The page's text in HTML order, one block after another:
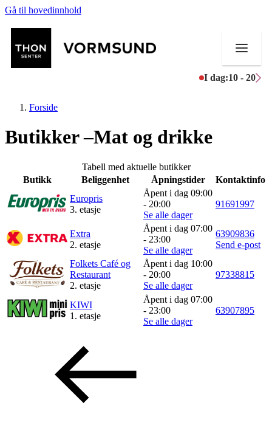
Gå til hovedinnhold
I dag:10 - 20
Mat og drikke
Helse
Aktiviteter
Tilbud
Inspirasjon
Åpningstider
Forside
Butikker –Mat og drikke
Tabell med aktuelle butikker
Butikk
Beliggenhet Åpningstider
Kontaktinfo
Europris
3. etasje
Åpent i dag 09:00
- 20:00
Se alle dager
91691997
Extra
2. etasje
Åpent i dag 07:00
- 23:00
Se alle dager
63909836
Send e-post
Folkets Café og
Restaurant
2. etasje
Åpent i dag 10:00
- 20:00
Se alle dager
97338815
KIWI
1. etasje
Åpent i dag 07:00
- 23:00
Se alle dager
63907895